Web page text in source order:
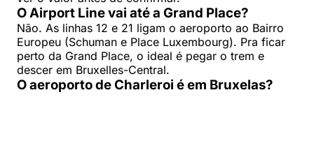
O Airport Line vai até a Grand Place?
Não. As linhas 12 e 21 ligam o aeroporto ao Bairro
Europeu (Schuman e Place Luxembourg). Pra ficar
perto da Grand Place, o ideal é pegar o trem e
descer em Bruxelles-Central.
O aeroporto de Charleroi é em Bruxelas?